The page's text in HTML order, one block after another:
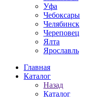
Уфа
Чебоксары
Челябинск
Череповец
Ялта
Ярославль
Главная
Каталог
Назад
Каталог